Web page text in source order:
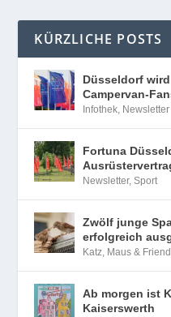
KÜRZLICHE POSTS
Düsseldorf
Campervan-
Infothek, Newsletter
Fortuna
Newsletter,Sport
Zwölf junge
erfolgreich
Katz, Maus &
Ab morgen ist
Kaiserswerth